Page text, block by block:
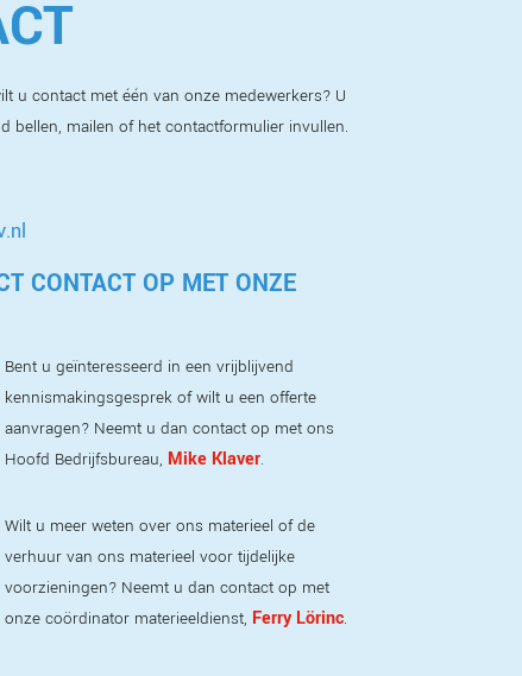
u contact met één van onze medewerkers? U
bellen, mailen of het contactformulier invullen.
CONTACT OP MET ONZE
Bent u geïnteresseerd in een vrijblijvend
kennismakingsgesprek of wilt u een offerte
aanvragen? Neemt u dan contact op met ons
Hoofd Bedrijfsbureau, Mike Klaver.
Wilt u meer weten over ons materieel of de
verhuur van ons materieel voor tijdelijke
voorzieningen? Neemt u dan contact op met
onze coördinator materieeldienst, Ferry Lörinc.